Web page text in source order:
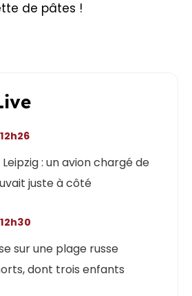
de pâtes !
: un avion chargé de
juste à côté
sur une plage russe
dont trois enfants